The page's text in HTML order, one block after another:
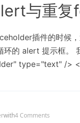
与重复
插件的时候
环的 alert 提示框
type="text" />
with4 Comments